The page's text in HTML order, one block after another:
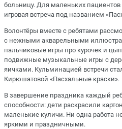
больницу. Для маленьких
игровая встреча под названием
Волонтёры вместе с ребятами
с нежными акварельными
пальчиковые игры про курочек и
подвижные музыкальные игры с
яичками. Кульминацией встречи
Кирюшатовой «Пасхальные краски».
В завершение праздника каждый
способности: дети раскрасили
маленькие куличи. Ни одна работа
яркими и праздничными.